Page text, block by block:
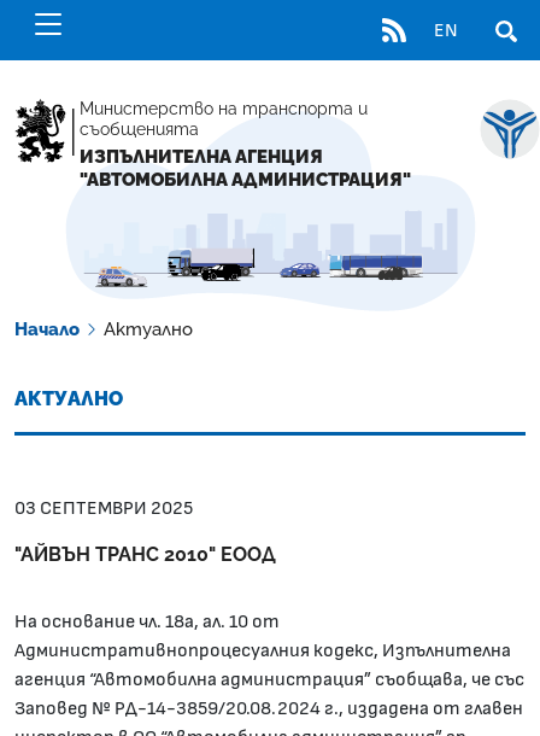
RSS EN
Министерство на транспорта и
съобщенията
ИЗПЪЛНИТЕЛНА АГЕНЦИЯ
"АВТОМОБИЛНА АДМИНИСТРАЦИЯ"
Начало Актуално
АКТУАЛНО
03 СЕПТЕМВРИ 2025
"АЙВЪН ТРАНС 2010" ЕООД
На основание чл. 18а, ал. 10 от
Административнопроцесуалния кодекс, Изпълнителна
агенция “Автомобилна администрация” съобщава, че със
Заповед № РД-14-3859/20.08.2024 г., издадена от главен